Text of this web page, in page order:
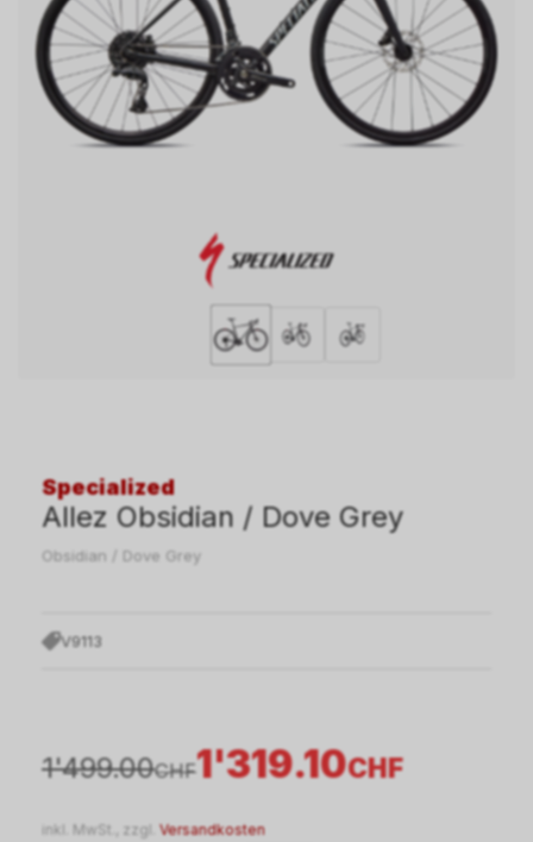
Specialized
Allez Obsidian / Dove Grey
Obsidian / Dove Grey
V9113
1'319.10CHF
1'499.00CHF
inkl. MwSt., zzgl. Versandkosten